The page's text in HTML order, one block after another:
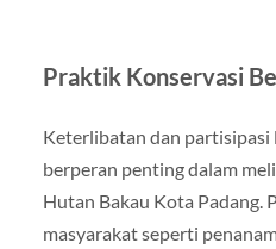
Praktik Konservasi
Keterlibatan dan partisipasi
berperan penting dalam
Hutan Bakau Kota Padang.
masyarakat seperti